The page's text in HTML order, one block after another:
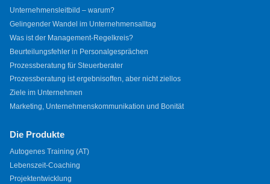
Unternehmensleitbild – warum?
Gelingender Wandel im Unternehmensalltag
Was ist der Management-Regelkreis?
Beurteilungsfehler in Personalgesprächen
Prozessberatung für Steuerberater
Prozessberatung ist ergebnisoffen, aber nicht ziellos
Ziele im Unternehmen
Marketing, Unternehmenskommunikation und Bonität
Die Produkte
Autogenes Training (AT)
Lebenszeit-Coaching
Projektentwicklung